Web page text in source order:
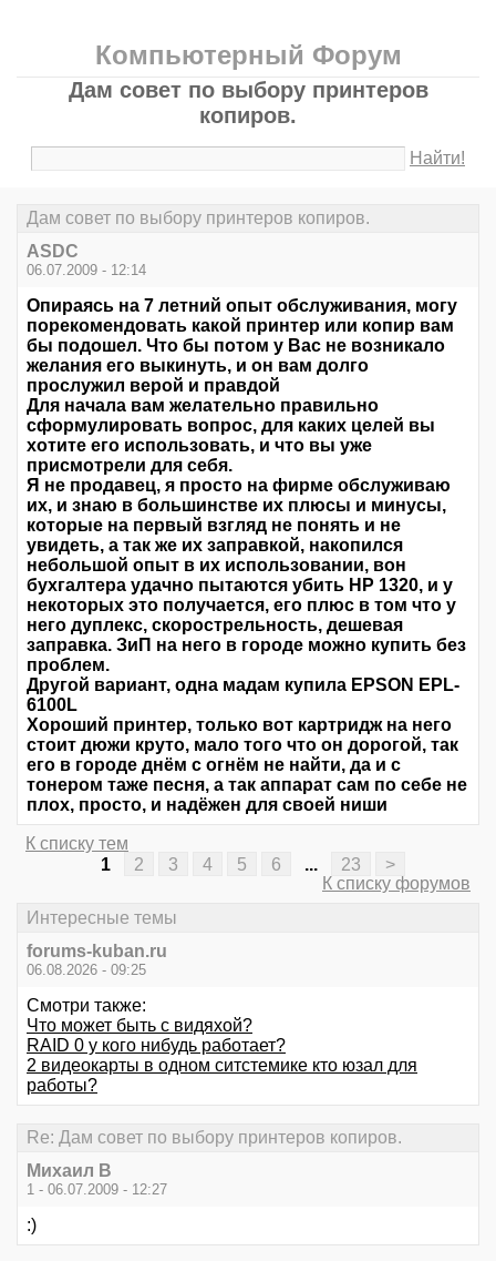
Компьютерный Форум
Дам совет по выбору принтеров
копиров.
Найти!
Дам совет по выбору принтеров копиров.
ASDC
06.07.2009 - 12:14
Опираясь на 7 летний опыт обслуживания, могу
порекомендовать какой принтер или копир вам
бы подошел. Что бы потом у Вас не возникало
желания его выкинуть, и он вам долго
прослужил верой и правдой
Для начала вам желательно правильно
сформулировать вопрос, для каких целей вы
хотите его использовать, и что вы уже
присмотрели для себя.
Я не продавец, я просто на фирме обслуживаю
их, и знаю в большинстве их плюсы и минусы,
которые на первый взгляд не понять и не
увидеть, а так же их заправкой, накопился
небольшой опыт в их использовании, вон
бухгалтера удачно пытаются убить НР 1320, и у
некоторых это получается, его плюс в том что у
него дуплекс, скорострельность, дешевая
заправка. ЗиП на него в городе можно купить без
проблем.
Другой вариант, одна мадам купила EPSON EPL-
6100L
Хороший принтер, только вот картридж на него
стоит дюжи круто, мало того что он дорогой, так
его в городе днём с огнём не найти, да и с
тонером таже песня, а так аппарат сам по себе не
плох, просто, и надёжен для своей ниши
К списку тем
1
2 3 4 5 6 23
>
К списку форумов
Интересные темы
forums-kuban.ru
06.08.2026 - 09:25
Смотри также:
Что может быть с видяхой?
RAID 0 у кого нибудь работает?
2 видеокарты в одном ситстемике кто юзал для
работы?
Re: Дам совет по выбору принтеров копиров.
Михаил В
1 - 06.07.2009 - 12:27
:)